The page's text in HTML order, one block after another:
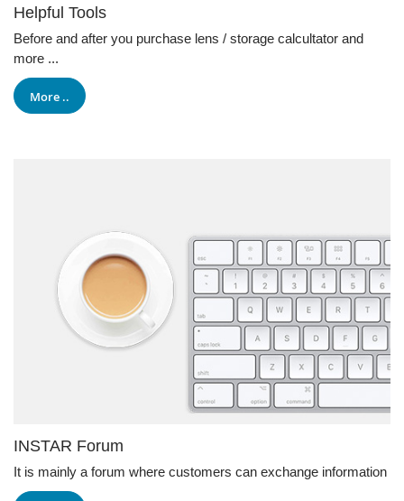
Helpful Tools
Before and after you purchase lens / storage calcultator and
more ...
More ..
INSTAR Forum
It is mainly a forum where customers can exchange information